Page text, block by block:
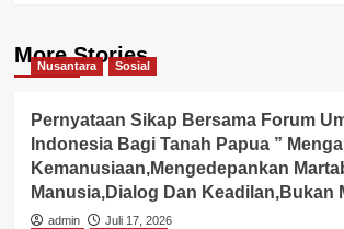
More Stories
Nusantara Sosial
Pernyataan Sikap Bersama Forum
Indonesia Bagi Tanah Papua ”
Kemanusiaan,Mengedepankan
Manusia,Dialog Dan Keadilan,Bukan
admin
Juli 17, 2026